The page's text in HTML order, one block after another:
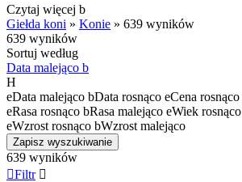
Czytaj więcej b
Giełda koni » Konie » 639 wyników
639 wyników
Sortuj według
Data malejąco b
H
eData malejąco bData rosnąco eCena rosnąco
eRasa rosnąco bRasa malejąco eWiek rosnąco
eWzrost rosnąco bWzrost malejąco
Zapisz wyszukiwanie
639 wyników
Filtr 